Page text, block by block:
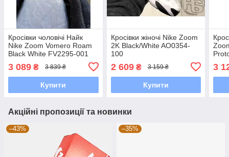
Кросівки чоловічі Найк
Nike Zoom Vomero Roam
Black White FV2295-001
3 089 ₴ 3 839 ₴
Купити
Кросівки жіночі Nike Zoom
2K Black/White AO0354-
100
2 609₴ 3 159 ₴
Купити
3
Акційні пропозиції та новинки
–43% –35%